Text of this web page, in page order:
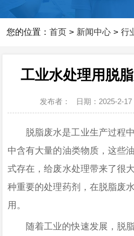
您的位置：首页 > 新闻中心 >行
工业水处理用脱
发布者： 日期：2025-2-17
脱脂废水是工业生产过程中
中含有大量的油类物质，这些
式存在，给废水处理带来了很
种重要的处理药剂，在脱脂废
用。
随着工业的快速发展，脱